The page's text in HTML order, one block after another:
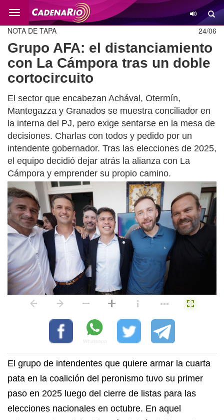
Cambio
24/06
NOTA DE TAPA
Grupo AFA: el distanciamiento
con La Cámpora tras un doble
cortocircuito
El sector que encabezan Achával, Otermín,
Mantegazza y Granados se muestra conciliador en
la interna del PJ, pero exige sentarse en la mesa de
decisiones. Charlas con todos y pedido por un
intendente gobernador. Tras las elecciones de 2025,
el equipo decidió dejar atrás la alianza con La
Cámpora y emprender su propio camino.
El grupo de intendentes que quiere armar la cuarta
pata en la coalición del peronismo tuvo su primer
paso en 2025 luego del cierre de listas para las
elecciones nacionales en octubre. En aquel